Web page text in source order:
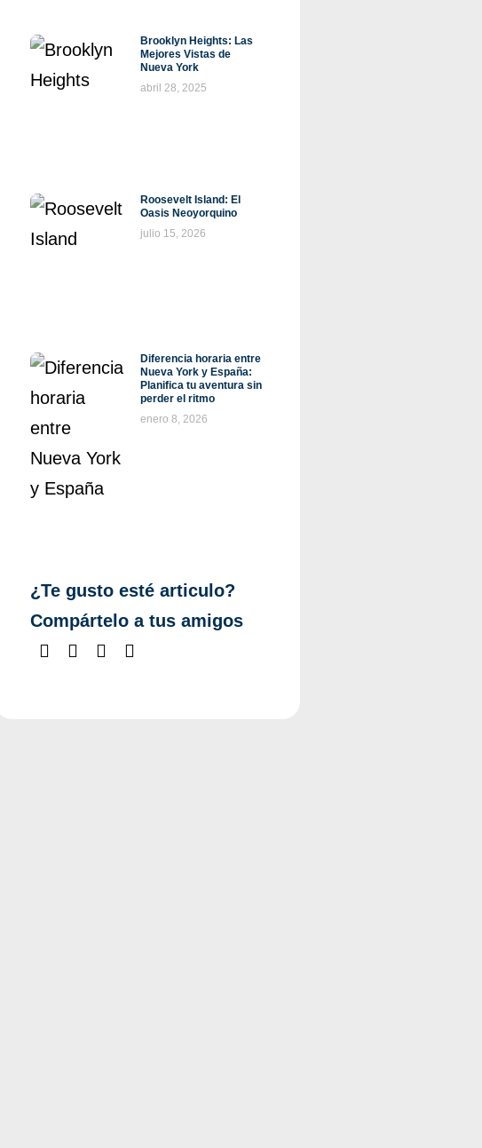
Brooklyn Heights: Las
Mejores Vistas de
Nueva York
abril 28, 2025
Roosevelt Island: El
Oasis Neoyorquino
julio 15, 2026
Diferencia horaria entre
Nueva York y España:
Planifica tu aventura sin
perder el ritmo
enero 8, 2026
¿Te gusto esté articulo?
Compártelo a tus amigos